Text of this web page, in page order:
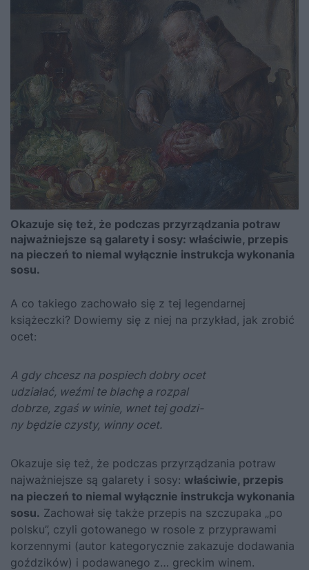
Okazuje się też, że podczas przyrządzania potraw
najważniejsze są galarety i sosy: właściwie, przepis
na pieczeń to niemal wyłącznie instrukcja wykonania
sosu.
A co takiego zachowało się z tej legendarnej
książeczki? Dowiemy się z niej na przykład, jak zrobić
ocet:
A gdy chcesz na pospiech dobry ocet
udziałać, weźmi te blachę a rozpal
dobrze, zgaś w winie, wnet tej godzi-
ny będzie czysty, winny ocet.
Okazuje się też, że podczas przyrządzania potraw
najważniejsze są galarety i sosy: właściwie, przepis
na pieczeń to niemal wyłącznie instrukcja wykonania
sosu. Zachował się także przepis na szczupaka „po
polsku”, czyli gotowanego w rosole z przyprawami
korzennymi (autor kategorycznie zakazuje dodawania
goździków) i podawanego z… greckim winem.